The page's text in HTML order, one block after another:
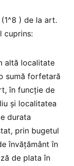
) de la art.
cuprins:
altă localitate
sumă forfetară
în funcție de
și localitatea
durata
prin bugetul
învățământ în
de plata în